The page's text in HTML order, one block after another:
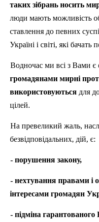
таких зібрань носить
люди мають можливість
ставлення до певних
Україні і світі, які бачать
Водночас ми всі з Вами є
громадянами мирні
використовуються для
цілей.
На превеликий жаль,
безвідповідальних, дій, є:
- порушення закону,
- нехтування правами і
інтересами громадян
- підміна